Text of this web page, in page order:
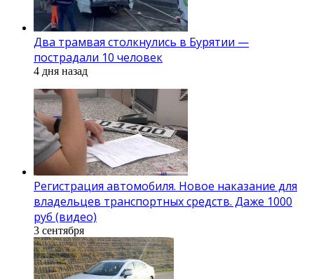
Два трамвая столкнулись в Бурятии —
пострадали 10 человек
4 дня назад
Регистрация автомобиля. Новое наказание для
владельцев транспортных средств. Даже 1000
руб (видео)
3 сентября